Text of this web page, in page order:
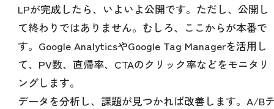
LPが完成したら、いよいよ公開です。ただし、公開し
て終わりではありません。むしろ、ここからが本番で
す。Google AnalyticsやGoogle Tag Managerを活用し
て、PV数、直帰率、CTAのクリック率などをモニタリ
ングします。
データを分析し、課題が見つかれば改善します。A/B